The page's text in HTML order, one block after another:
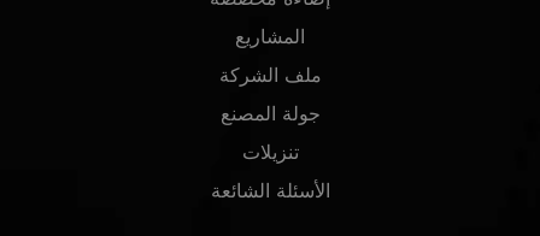
المشاريع
ملف الشركة
جولة المصنع
تنزيلات
الأسئلة الشائعة